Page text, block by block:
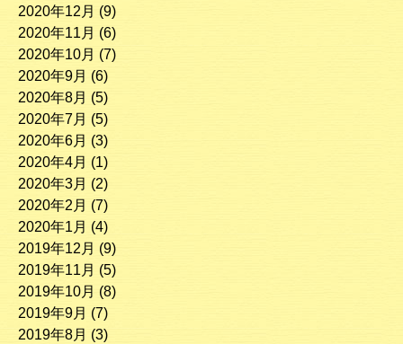
2020年12月 (9)
2020年11月 (6)
2020年10月 (7)
2020年9月 (6)
2020年8月 (5)
2020年7月 (5)
2020年6月 (3)
2020年4月 (1)
2020年3月 (2)
2020年2月 (7)
2020年1月 (4)
2019年12月 (9)
2019年11月 (5)
2019年10月 (8)
2019年9月 (7)
2019年8月 (3)